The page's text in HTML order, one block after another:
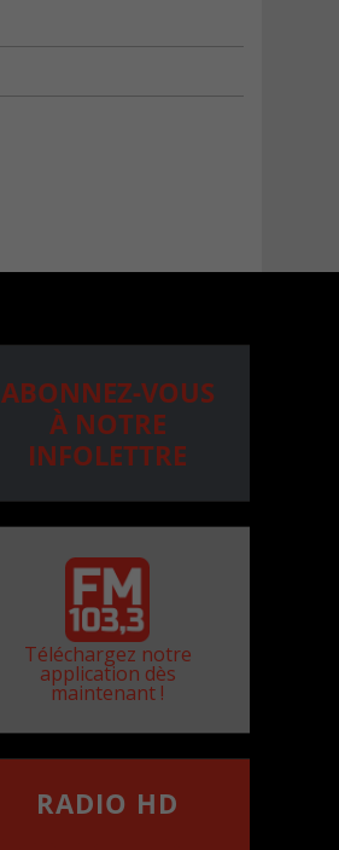
ABONNEZ-VOUS
À NOTRE
INFOLETTRE
Téléchargez notre
application dès
maintenant !
RADIO HD